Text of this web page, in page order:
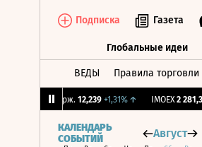
Подписка Газета
Глобальные идеи
ВЕДЫ Правила торговли
CNY Бирж. 12,239 +1,31%↑ IMOEX 2 281,31
КАЛЕНДАРЬ
СОБЫТИЙ
Август